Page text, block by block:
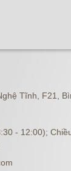
Tĩnh, F21,
- 12:00);